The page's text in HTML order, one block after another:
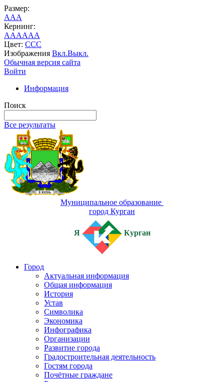
Размер:
AAA
Кернинг:
AAAAAA
Цвет: CCC
Изображения Вкл.Выкл.
Обычная версия сайта
Войти
Информация
Поиск
Все результаты
Муниципальное образование
город Курган
Я Курган
Город
Актуальная информация
Общая информация
История
Устав
Символика
Экономика
Инфографика
Организации
Развитие города
Градостроительная деятельность
Гостям города
Почётные граждане